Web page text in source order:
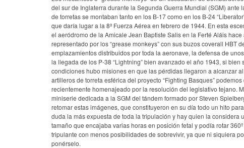
del sur de Inglaterra durante la Segunda Guerra Mundial (SGM)
de torretas se montaban tanto en los B-17 como en los B-24
que daría lugar a la 8ª Fuerza Aérea en febrero de 1944. En esta
el aeródromo de la Amicale Jean Baptiste Salis en la Ferté Aláis
representado por los “grease monkeys” con sus buzos coverall
emplazamientos distribuidos por toda la aeronave, la defensa de
la llegada de los P-38 “Lightning” bien avanzado el año 1943, si
condiciones hubo misiones en que las pérdidas llegaron a alcanzar
artilleros de torreta esférica del proyecto “Fighting Basques”
recientemente homenajeado por la resolución del legislativo tejano.
miniserie dedicada a la SGM del tándem formado por Steven
retomar estas imágenes, que constituyeron en su día todo un hito
duda la más expuesta de toda la tripulación y hay quien la
tamaño que encajaba varias horas en posición fetal y podía rotar
tripulante con menos posibilidades de sobrevivir, ya que ni siquiera
ponérselo.